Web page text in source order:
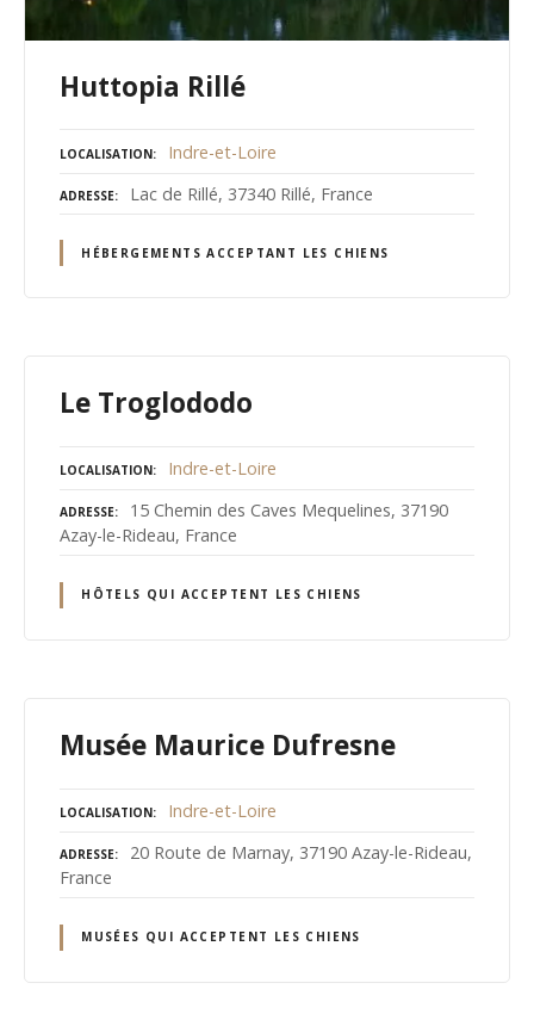
Huttopia Rillé
LOCALISATION Indre-et-Loire
ADRESSE Lac de Rillé, 37340 Rillé, France
HÉBERGEMENTS ACCEPTANT LES CHIENS
Le Troglododo
LOCALISATION Indre-et-Loire
ADRESSE
15 Chemin des Caves Mequelines, 37190
Azay-le-Rideau, France
HÔTELS QUI ACCEPTENT LES CHIENS
Musée Maurice Dufresne
LOCALISATION Indre-et-Loire
ADRESSE
20 Route de Marnay, 37190 Azay-le-Rideau,
France
MUSÉES QUI ACCEPTENT LES CHIENS